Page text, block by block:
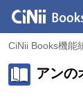
CiNii Books機能
アンの